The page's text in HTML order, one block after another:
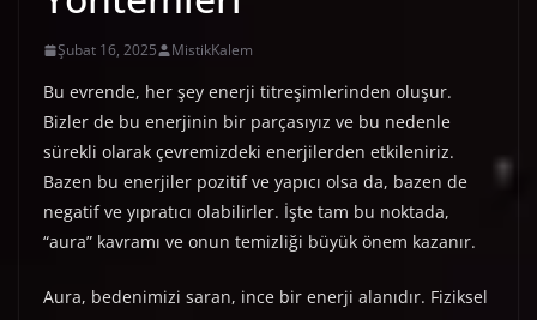
Şubat 16, 2025 MistikKalem
Bu evrende, her şey enerji titreşimlerinden oluşur.
Bizler de bu enerjinin bir parçasıyız ve bu nedenle
sürekli olarak çevremizdeki enerjilerden etkileniriz.
Bazen bu enerjiler pozitif ve yapıcı olsa da, bazen de
negatif ve yıpratıcı olabilirler. İşte tam bu noktada,
“aura” kavramı ve onun temizliği büyük önem kazanır.
Aura, bedenimizi saran, ince bir enerji alanıdır. Fiziksel